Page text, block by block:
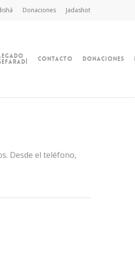
Donaciones Jadashot
Contacto Donaciones
Desde el teléfono,